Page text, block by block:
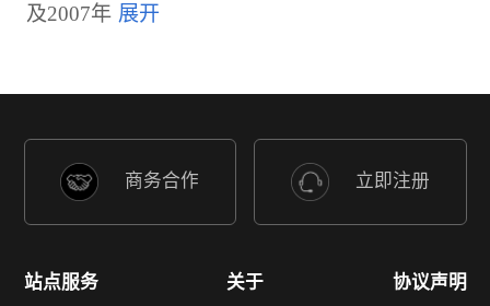
及2007年
商务合作 立即注册
站点服务
关于
协议声明